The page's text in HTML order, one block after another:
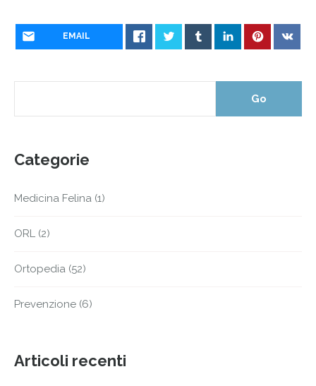
EMAIL
Categorie
Medicina Felina (1)
ORL (2)
Ortopedia (52)
Prevenzione (6)
Articoli recenti